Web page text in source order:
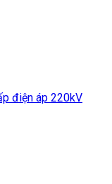
điện áp 220kV